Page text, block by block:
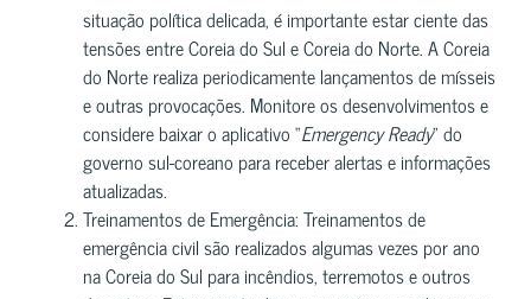
situação política delicada, é importante estar ciente das
tensões entre Coreia do Sul e Coreia do Norte. A Coreia
do Norte realiza periodicamente lançamentos de mísseis
e outras provocações. Monitore os desenvolvimentos e
considere baixar o aplicativo “Emergency Ready” do
governo sul-coreano para receber alertas e informações
atualizadas.
Treinamentos de Emergência: Treinamentos de
emergência civil são realizados algumas vezes por ano
na Coreia do Sul para incêndios, terremotos e outros